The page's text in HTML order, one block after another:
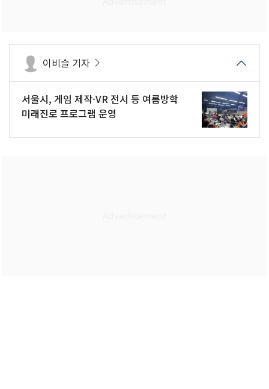
이비슬 기자
서울시, 게임 제작·VR 전시 등 여름방학
미래진로 프로그램 운영